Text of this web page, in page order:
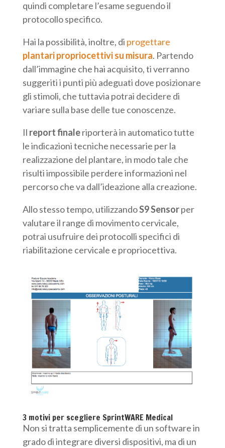
quindi completare l’esame seguendo il
protocollo specifico.
Hai la possibilità, inoltre, di progettare
plantari propriocettivi su misura. Partendo
dall’immagine che hai acquisito, ti verranno
suggeriti i punti più adeguati dove posizionare
gli stimoli, che tuttavia potrai decidere di
variare sulla base delle tue conoscenze.
Il report finaleriporterà in automatico tutte
le indicazioni tecniche necessarie per la
realizzazione del plantare, in modo tale che
risulti impossibile perdere informazioni nel
percorso che va dall’ideazione alla creazione.
Allo stesso tempo, utilizzandoS9 Sensorper
valutare il range di movimento cervicale,
potrai usufruire dei protocolli specifici di
riabilitazione cervicale e propriocettiva.
3 motivi per scegliere SprintWARE Medical
Non si tratta semplicemente di un software in
grado di integrare diversi dispositivi, ma di un